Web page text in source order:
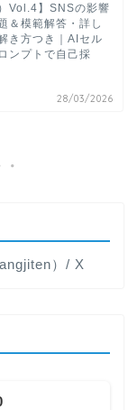
Vol.4】SNSの影響
＆模範解答・詳し
き方つき｜AIセル
ンプトで自己採
28/03/2026
）/ X